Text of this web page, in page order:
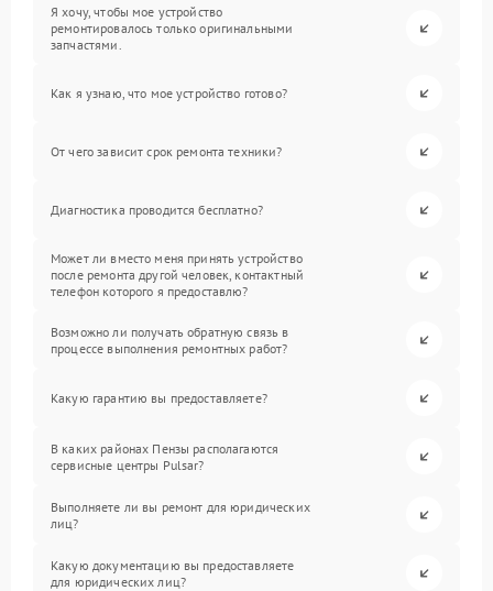
Я хочу, чтобы мое устройство
ремонтировалось только оригинальными
запчастями.
Как я узнаю, что мое устройство готово?
От чего зависит срок ремонта техники?
Диагностика проводится бесплатно?
Может ли вместо меня принять устройство
после ремонта другой человек, контактный
телефон которого я предоставлю?
Возможно ли получать обратную связь в
процессе выполнения ремонтных работ?
Какую гарантию вы предоставляете?
В каких районах Пензы располагаются
сервисные центры Pulsar?
Выполняете ли вы ремонт для юридических
лиц?
Какую документацию вы предоставляете
для юридических лиц?